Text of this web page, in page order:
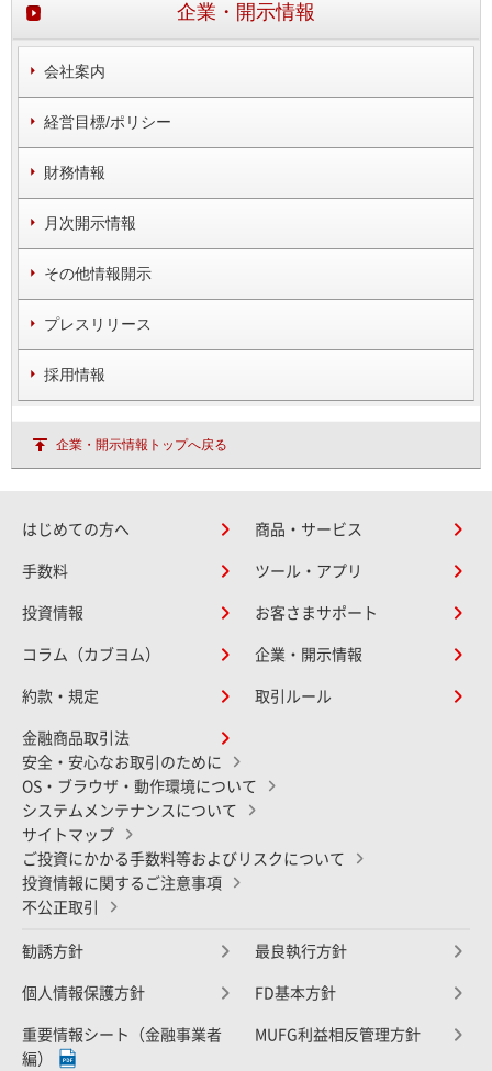
企業・開示情報
会社案内
経営目標/ポリシー
財務情報
月次開示情報
その他情報開示
プレスリリース
採用情報
企業・開示情報トップへ戻る
はじめての方へ 商品・サービス
手数料 ツール・アプリ
投資情報 お客さまサポート
コラム（カブヨム） 企業・開示情報
約款・規定 取引ルール
金融商品取引法
安全・安心なお取引のために
OS・ブラウザ・動作環境について
システムメンテナンスについて
サイトマップ
ご投資にかかる手数料等およびリスクについて
投資情報に関するご注意事項
不公正取引
勧誘方針 最良執行方針
個人情報保護方針 FD基本方針
重要情報シート（金融事業者
編）
MUFG利益相反管理方針